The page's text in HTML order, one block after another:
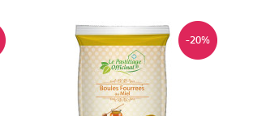
-20%